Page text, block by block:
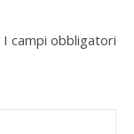
I campi obbligatori